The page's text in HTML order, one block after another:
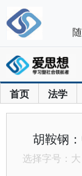
首页 法学
胡鞍钢
选择字号： 大